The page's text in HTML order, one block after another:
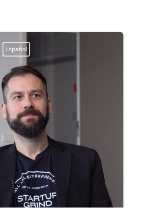
Español